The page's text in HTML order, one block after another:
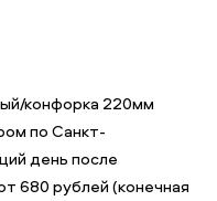
конфорка 220мм
по Санкт-
день после
680 рублей (конечная